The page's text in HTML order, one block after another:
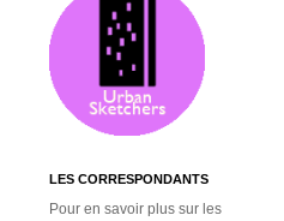
LES CORRESPONDANTS
Pour en savoir plus sur les